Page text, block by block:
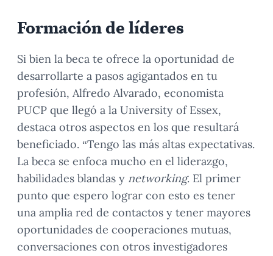
Formación de líderes
Si bien la beca te ofrece la oportunidad de
desarrollarte a pasos agigantados en tu
profesión, Alfredo Alvarado, economista
PUCP que llegó a la University of Essex,
destaca otros aspectos en los que resultará
beneficiado. “Tengo las más altas expectativas.
La beca se enfoca mucho en el liderazgo,
habilidades blandas y networking. El primer
punto que espero lograr con esto es tener
una amplia red de contactos y tener mayores
oportunidades de cooperaciones mutuas,
conversaciones con otros investigadores